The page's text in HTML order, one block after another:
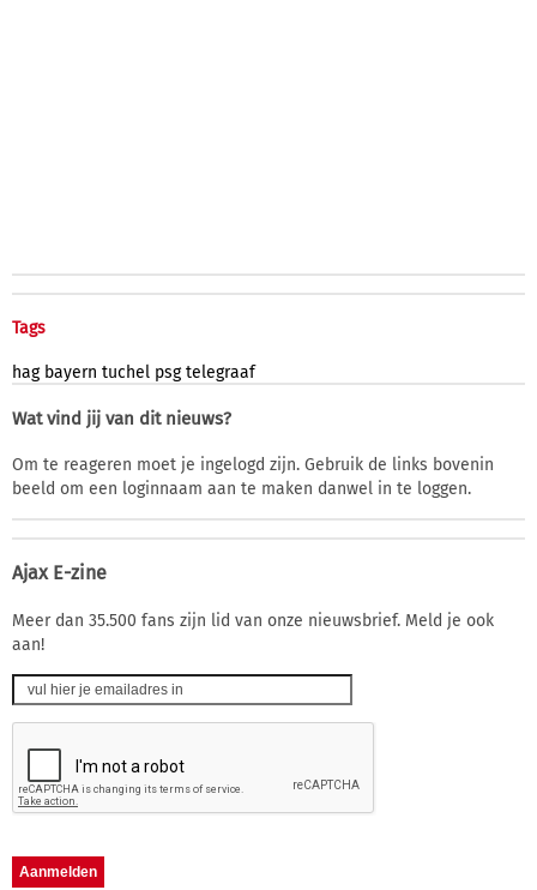
Tags
hag bayern tuchel psg telegraaf
Wat vind jij van dit nieuws?
Om te reageren moet je ingelogd zijn. Gebruik de links bovenin
beeld om een loginnaam aan te maken danwel in te loggen.
Ajax E-zine
Meer dan 35.500 fans zijn lid van onze nieuwsbrief. Meld je ook
aan!